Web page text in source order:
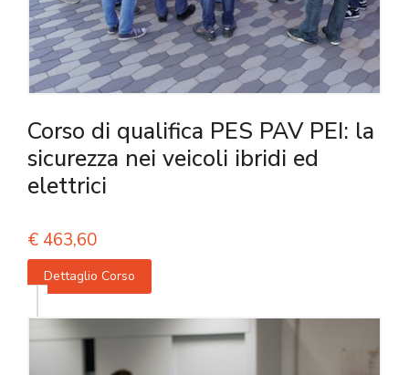
Corso di qualifica PES PAV PEI: la
sicurezza nei veicoli ibridi ed
elettrici
€ 463,60
Dettaglio Corso